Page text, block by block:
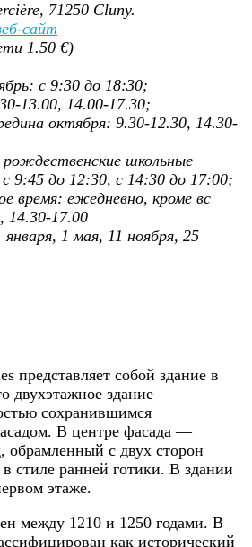
71250 Cluny.
сайт
1.50 €)
с 9:30 до 18:30;
13.00, 14.00-17.30;
октября: 9.30-12.30, 14.30-
рождественские школьные
9:45 до 12:30, с 14:30 до 17:00;
время: ежедневно, кроме вс
14.30-17.00
1 мая, 11 ноября, 25
представляет собой здание в
двухэтажное здание
сохранившимся
В центре фасада —
с двух сторон
стиле ранней готики. В здании
этаже.
между 1210 и 1250 годами. В
как исторический